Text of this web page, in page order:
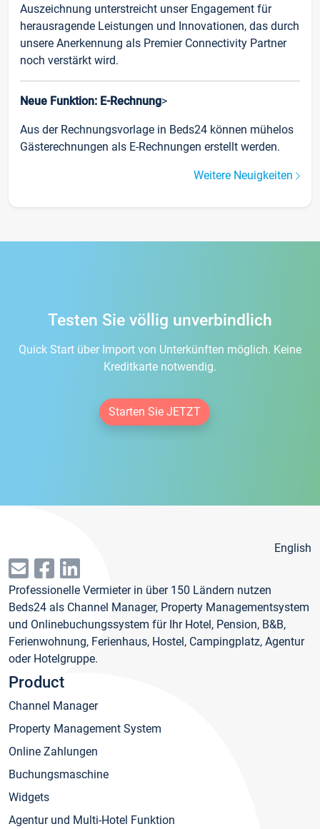
Auszeichnung unterstreicht unser Engagement für
herausragende Leistungen und Innovationen, das durch
unsere Anerkennung als Premier Connectivity Partner
noch verstärkt wird.
Neue Funktion: E-Rechnung>
Aus der Rechnungsvorlage in Beds24 können mühelos
Gästerechnungen als E-Rechnungen erstellt werden.
Weitere Neuigkeiten
Testen Sie völlig unverbindlich
Quick Start über Import von Unterkünften möglich. Keine
Kreditkarte notwendig.
Starten Sie JETZT
English
Professionelle Vermieter in über 150 Ländern nutzen
Beds24 als Channel Manager, Property Managementsystem
und Onlinebuchungssystem für Ihr Hotel, Pension, B&B,
Ferienwohnung, Ferienhaus, Hostel, Campingplatz, Agentur
oder Hotelgruppe.
Product
Channel Manager
Property Management System
Online Zahlungen
Buchungsmaschine
Widgets
Agentur und Multi-Hotel Funktion